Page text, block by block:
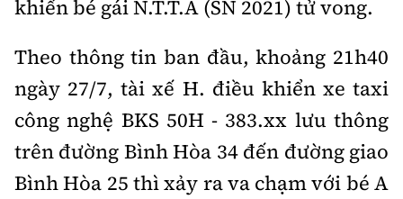
khiến bé gái N.T.T.A (SN 2021) tử vong.
Theo thông tin ban đầu, khoảng 21h40
ngày 27/7, tài xế H. điều khiển xe taxi
công nghệ BKS 50H - 383.xx lưu thông
trên đường Bình Hòa 34 đến đường giao
Bình Hòa 25 thì xảy ra va chạm với bé A